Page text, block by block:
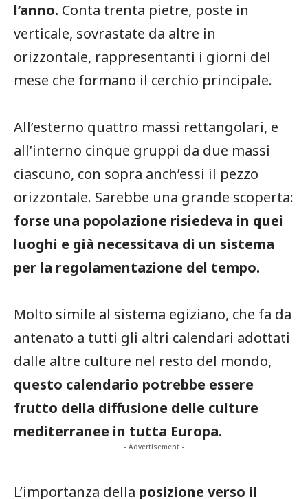
l’anno. Conta trenta pietre, poste in
verticale, sovrastate da altre in
orizzontale, rappresentanti i giorni del
mese che formano il cerchio principale.
All’esterno quattro massi rettangolari, e
all’interno cinque gruppi da due massi
ciascuno, con sopra anch’essi il pezzo
orizzontale. Sarebbe una grande scoperta:
forse una popolazione risiedeva in quei
luoghi e già necessitava di un sistema
per la regolamentazione del tempo.
Molto simile al sistema egiziano, che fa da
antenato a tutti gli altri calendari adottati
dalle altre culture nel resto del mondo,
questo calendario potrebbe essere
frutto della diffusione delle culture
mediterranee in tutta Europa.
- Advertisement -
L’importanza della posizione verso il